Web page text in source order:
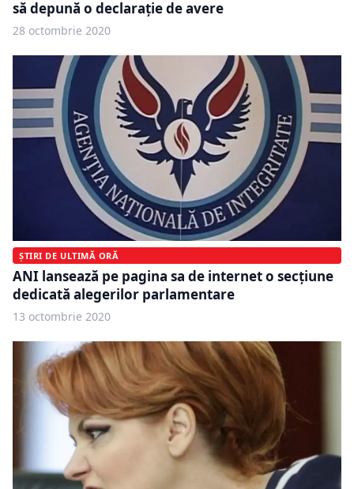
să depună o declarație de avere
28 octombrie 2020
ȘTIRI DE ULTIMĂ ORĂ
ANI lansează pe pagina sa de internet o secțiune
dedicată alegerilor parlamentare
13 octombrie 2020